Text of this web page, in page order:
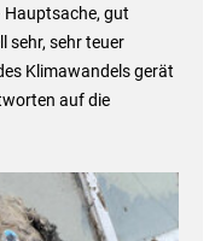
Hauptsache, gut
sehr, sehr teuer
Klimawandels gerät
auf die